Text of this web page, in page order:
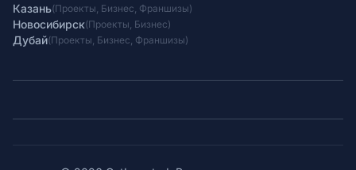
Казань(Проекты, Бизнес, Франшизы)
Новосибирск(Проекты, Бизнес)
Дубай(Проекты, Бизнес, Франшизы)